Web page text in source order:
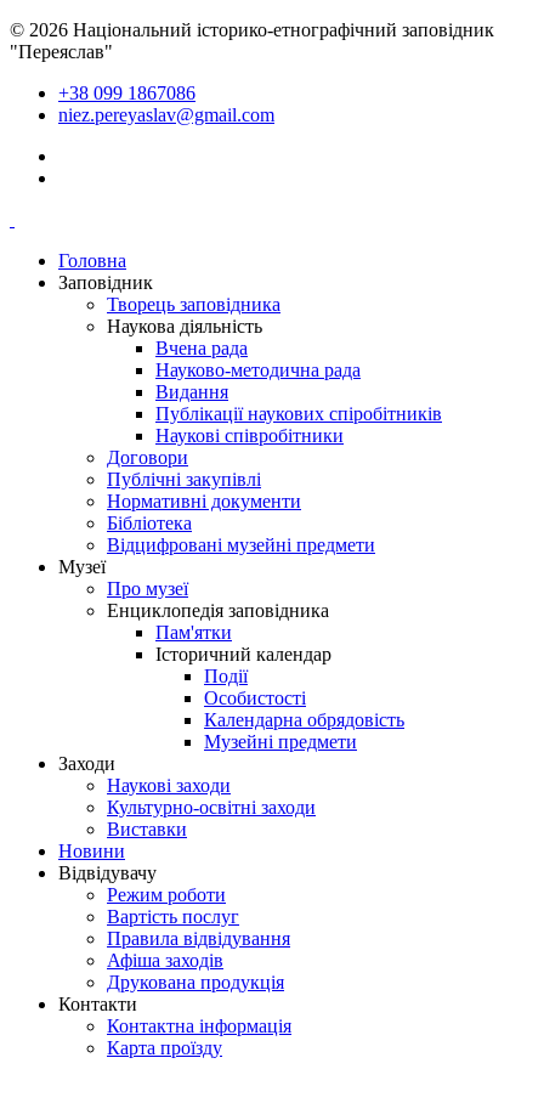
© 2026 Національний історико-етнографічний заповідник
"Переяслав"
+38 099 1867086
niez.pereyaslav@gmail.com
Головна
Заповідник
Творець заповідника
Наукова діяльність
Вчена рада
Науково-методична рада
Видання
Публікації наукових спіробітників
Наукові співробітники
Договори
Публічні закупівлі
Нормативні документи
Бібліотека
Відцифровані музейні предмети
Музеї
Про музеї
Енциклопедія заповідника
Пам'ятки
Історичний календар
Події
Особистості
Календарна обрядовість
Музейні предмети
Заходи
Наукові заходи
Культурно-освітні заходи
Виставки
Новини
Відвідувачу
Режим роботи
Вартість послуг
Правила відвідування
Афіша заходів
Друкована продукція
Контакти
Контактна інформація
Карта проїзду